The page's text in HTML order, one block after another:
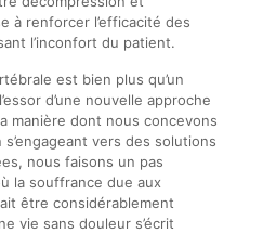
à renforcer l’efficacité des
l’inconfort du patient.
est bien plus qu’un
d’une nouvelle approche
manière dont nous concevons
vers des solutions
nous faisons un pas
la souffrance due aux
être considérablement
vie sans douleur s’écrit